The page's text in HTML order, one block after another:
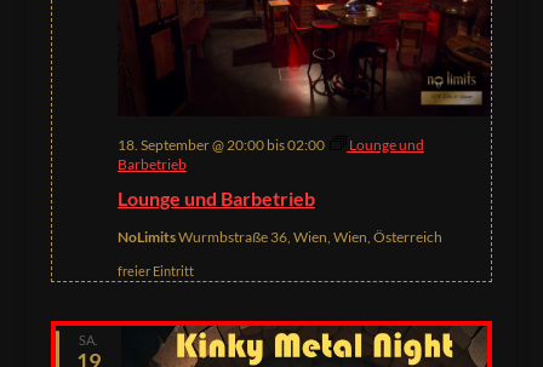
Lounge und Barbetrieb
18. September @ 20:00bis02:00
Lounge und
Barbetrieb
NoLimitsWurmbstraße 36, Wien, Wien, Österreich
freier Eintritt
SA.
19